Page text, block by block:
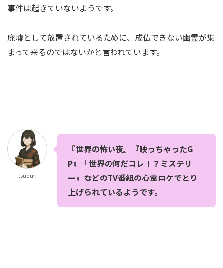
事件は起きていないようです。
廃墟として放置されているために、成仏できない幽霊が集
まって来るのではないかと言われています。
tsuduri
『世界の怖い夜』『映っちゃったG
P』『世界の何だコレ！？ミステリ
ー』などのTV番組の心霊ロケでとり
上げられているようです。